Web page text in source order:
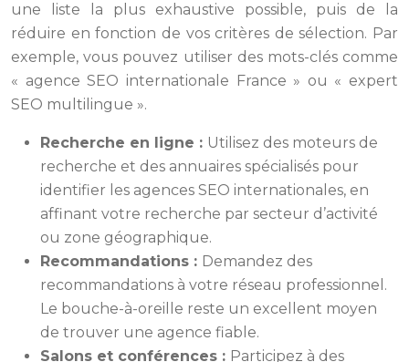
une liste la plus exhaustive possible, puis de la
réduire en fonction de vos critères de sélection. Par
exemple, vous pouvez utiliser des mots-clés comme
« agence SEO internationale France » ou « expert
SEO multilingue ».
Recherche en ligne : Utilisez des moteurs de
recherche et des annuaires spécialisés pour
identifier les agences SEO internationales, en
affinant votre recherche par secteur d’activité
ou zone géographique.
Recommandations : Demandez des
recommandations à votre réseau professionnel.
Le bouche-à-oreille reste un excellent moyen
de trouver une agence fiable.
Salons et conférences : Participez à des